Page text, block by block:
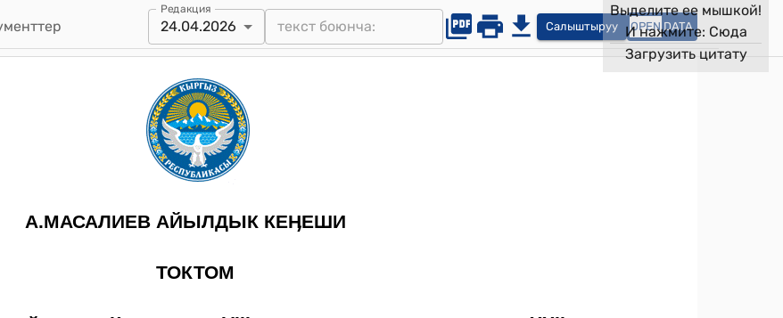
Редакция
24.04.2026 Салыштыруу OPEN DATA
Выделите ее мышкой!
И нажмите: Сюда
Загрузить цитату